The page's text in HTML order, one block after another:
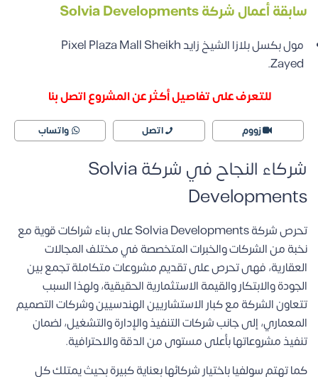
سابقة أعمال شركة Solvia Developments
مول بكسل بلازا الشيخ زايد Pixel Plaza Mall Sheikh
Zayed.
للتعرف على تفاصيل أكثر عن المشروع اتصل بنا
زووم اتصل واتساب
شركاء النجاح في شركة Solvia
Developments
تحرص شركة Solvia Developments على بناء شراكات قوية مع
نخبة من الشركات والخبرات المتخصصة في مختلف المجالات
العقارية، فهى تحرص على تقديم مشروعات متكاملة تجمع بين
الجودة والابتكار والقيمة الاستثمارية الحقيقية، ولهذا السبب
تتعاون الشركة مع كبار الاستشاريين الهندسيين وشركات التصميم
المعماري، إلى جانب شركات التنفيذ والإدارة والتشغيل، لضمان
تنفيذ مشروعاتها بأعلى مستوى من الدقة والاحترافية.
كما تهتم سولفيا باختيار شركائها بعناية كبيرة بحيث يمتلك كل